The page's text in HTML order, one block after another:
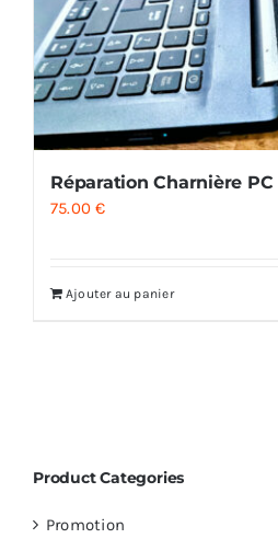
Réparation Charnière
75.00€
Ajouter au panier
Product Categories
Promotion